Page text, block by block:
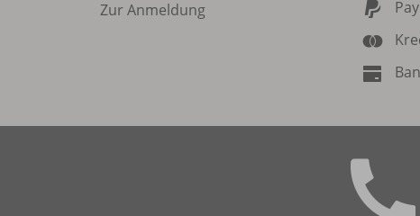
Zur Anmeldung